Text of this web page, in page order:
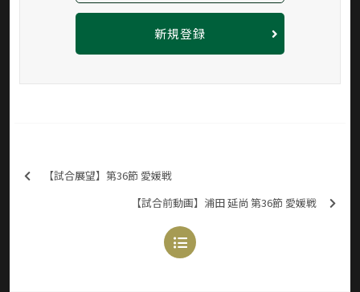
新規登録
【試合展望】第36節 愛媛戦
【試合前動画】浦田 延尚 第36節 愛媛戦